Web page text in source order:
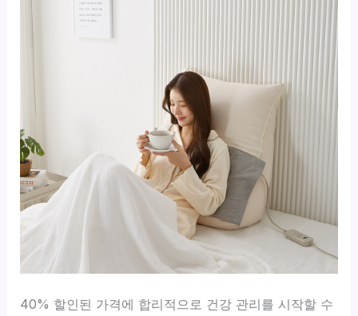
40% 할인된 가격에 합리적으로 건강 관리를 시작할 수